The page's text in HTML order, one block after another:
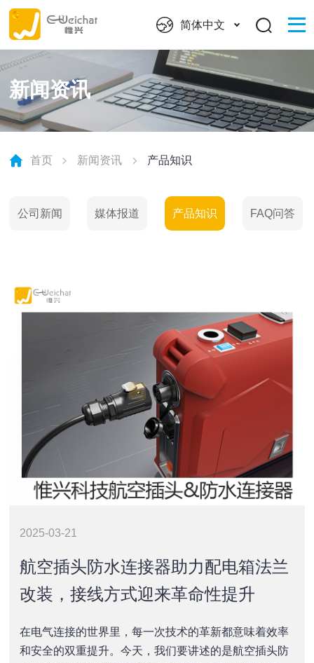
简体中文
新闻资讯
首页 新闻资讯 产品知识
公司新闻 媒体报道 产品知识 FAQ问答
2025-03-21
航空插头防水连接器助力配电箱法兰
改装，接线方式迎来革命性提升
在电气连接的世界里，每一次技术的革新都意味着效率
和安全的双重提升。今天，我们要讲述的是航空插头防